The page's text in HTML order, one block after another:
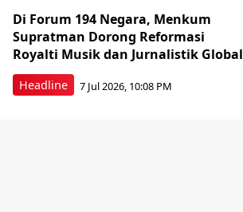
Headline
Di Forum 194 Negara, Menkum
Supratman Dorong Reformasi
Royalti Musik dan Jurnalistik Global
7 Jul 2026, 10:08 PM